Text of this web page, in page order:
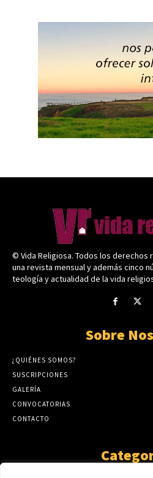
© Vida Religiosa. Todos los derechos
una revista mensual y además cinco
teología y actualidad de la vida
Sobre
¿QUIÉNES SOMOS?
SUSCRIPCIONES
GALERÍA
CONVOCATORIAS
CONTACTO